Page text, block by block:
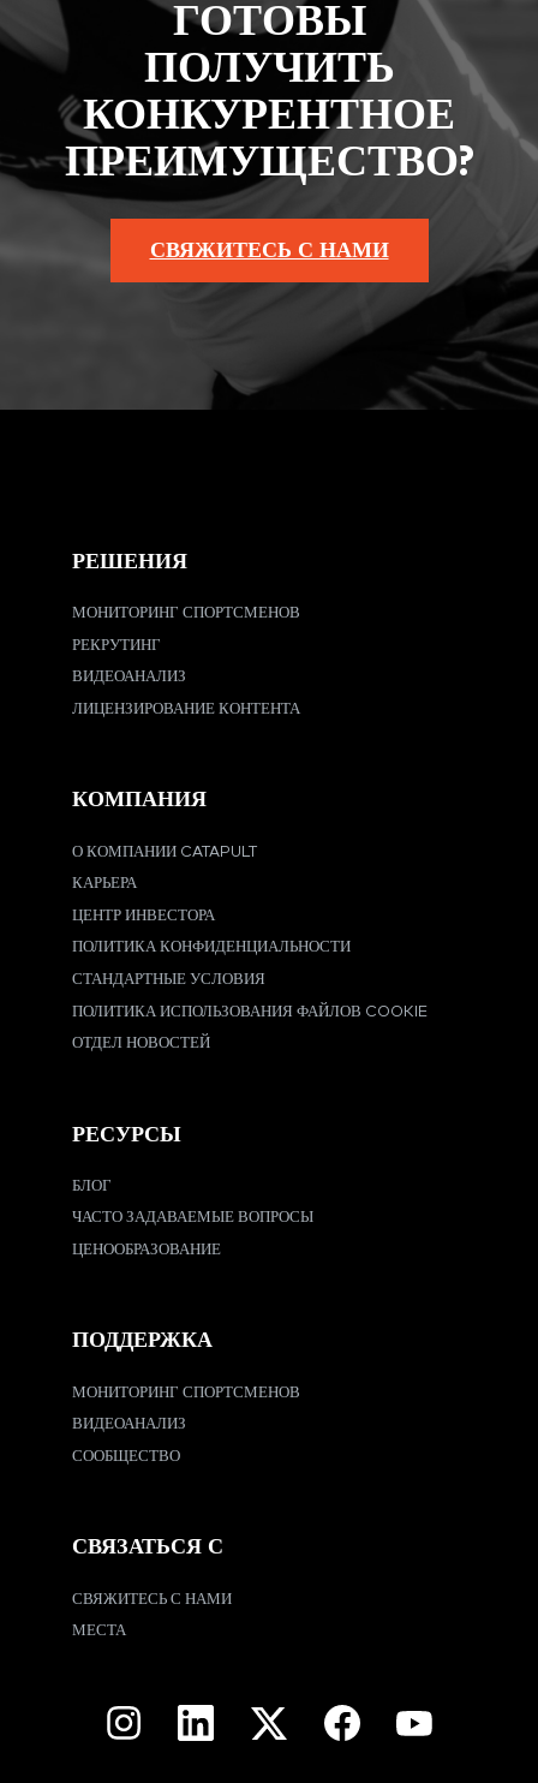
ГОТОВЫ
ПОЛУЧИТЬ
КОНКУРЕНТНОЕ
ПРЕИМУЩЕСТВО?
СВЯЖИТЕСЬ С НАМИ
РЕШЕНИЯ
МОНИТОРИНГ СПОРТСМЕНОВ
РЕКРУТИНГ
ВИДЕОАНАЛИЗ
ЛИЦЕНЗИРОВАНИЕ КОНТЕНТА
КОМПАНИЯ
О КОМПАНИИ CATAPULT
КАРЬЕРА
ЦЕНТР ИНВЕСТОРА
ПОЛИТИКА КОНФИДЕНЦИАЛЬНОСТИ
СТАНДАРТНЫЕ УСЛОВИЯ
ПОЛИТИКА ИСПОЛЬЗОВАНИЯ ФАЙЛОВ COOKIE
ОТДЕЛ НОВОСТЕЙ
РЕСУРСЫ
БЛОГ
ЧАСТО ЗАДАВАЕМЫЕ ВОПРОСЫ
ЦЕНООБРАЗОВАНИЕ
ПОДДЕРЖКА
МОНИТОРИНГ СПОРТСМЕНОВ
ВИДЕОАНАЛИЗ
СООБЩЕСТВО
СВЯЗАТЬСЯ С
СВЯЖИТЕСЬ С НАМИ
МЕСТА